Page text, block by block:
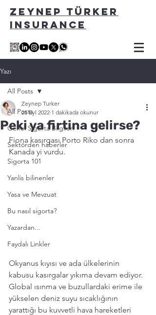
ZEYNEP TÜRKER
INSURANCE
Yazı
All Posts
Genel Sigorta Bilgileri
Sektörden haberler
Sigorta 101
Yanlis bilinenler
Yasa ve Mevzuat
Bu nasıl sigorta?
Yazardan...
Faydalı Linkler
All Posts
Peki ya firtina gelirse?
Zeynep Turker
25 Eyl 2022 1 dakikada okunur
Fiona kasırgası Porto Riko dan sonra
Kanada yi vurdu.
Okyanus kıyısı ve ada ülkelerinin
kabusu kasırgalar yıkıma devam ediyor.
Global ısınma ve buzullardaki erime ile
yükselen deniz suyu sıcaklığının
yarattığı bu kuvvetli hava hareketleri